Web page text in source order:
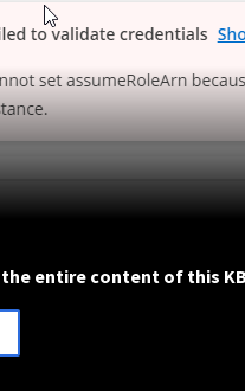
the entire content of this